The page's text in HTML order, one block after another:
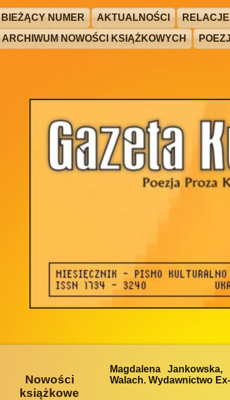
BIEŻĄCY NUMER AKTUALNOŚCI RELACJE
ARCHIWUM NOWOŚCI KSIĄŻKOWYCH
Nowości
książkowe
Magdalena Jankowska,
Walach. Wydawnictwo